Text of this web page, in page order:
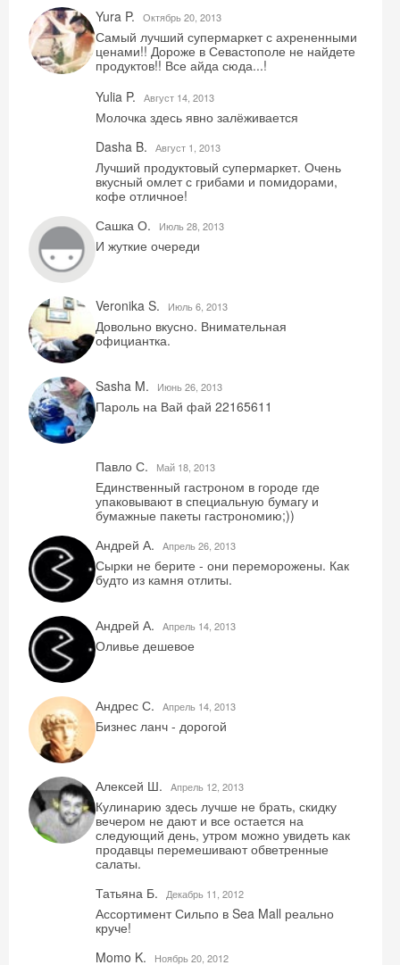
Yura P. Октябрь 20, 2013
Самый лучший супермаркет с ахрененными
ценами!! Дороже в Севастополе не найдете
продуктов!! Все айда сюда...!
Yulia P.
Август 14, 2013
Молочка здесь явно залёживается
Dasha B.
Август 1, 2013
Лучший продуктовый супермаркет. Очень
вкусный омлет с грибами и помидорами,
кофе отличное!
Сашка О.
Июль 28, 2013
И жуткие очереди
Veronika S. Июль 6, 2013
Довольно вкусно. Внимательная
официантка.
Sasha M. Июнь 26, 2013
Пароль на Вай фай 22165611
Павло С. Май 18, 2013
Единственный гастроном в городе где
упаковывают в специальную бумагу и
бумажные пакеты гастрономию;))
Андрей А.
Aпрель 26, 2013
Сырки не берите - они переморожены. Как
будто из камня отлиты.
Андрей А. Aпрель 14, 2013
Оливье дешевое
Андрес С. Aпрель 14, 2013
Бизнес ланч - дорогой
Алексей Ш. Aпрель 12, 2013
Кулинарию здесь лучше не брать, скидку
вечером не дают и все остается на
следующий день, утром можно увидеть как
продавцы перемешивают обветренные
салаты.
Татьяна Б.
Декабрь 11, 2012
Ассортимент Сильпо в Sea Mall реально
круче!
Momo K.
Ноябрь 20, 2012
Скидка −5%
Хочешь дешевле? Оставь почту и получи
промокод на первое бронирование!
Получить промокод